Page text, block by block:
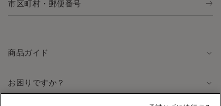
商品ガイド
お困りですか？